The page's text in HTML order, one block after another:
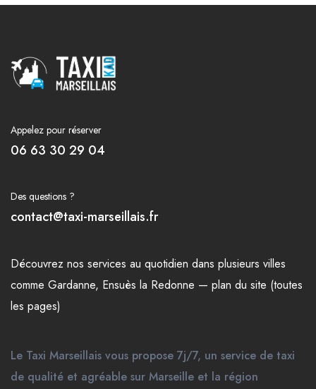
Appelez pour réserver
06 63 30 29 04
Des questions ?
contact@taxi-marseillais.fr
Découvrez nos services au quotidien dans plusieurs villes
comme Gardanne, Ensuès la Redonne — plan du site (toutes
les pages)
Le Taxi Marseillais vous propose 7j/7, un service de taxi
de qualité et agréable sur Marseille et la région